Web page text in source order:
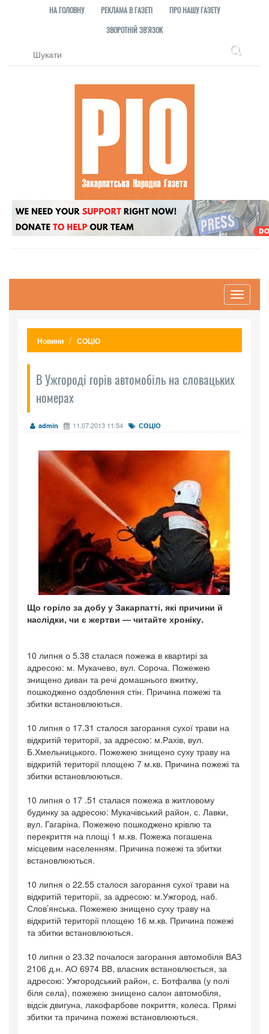
НА ГОЛОВНУ РЕКЛАМА В ГАЗЕТІ
ПРО НАШУ ГАЗЕТУ
ЗВОРОТНІЙ ЗВ'ЯЗОК
Toggle
Новини СОЦІО
В Ужгороді горів автомобіль на словацьких
номерах
admin 11.07.2013 11:54 СОЦІО
Що горіло за добу у Закарпатті, які причини й
наслідки, чи є жертви — читайте хроніку.
10 липня о 5.38 сталася пожежа в квартирі за
адресою: м. Мукачево, вул. Сороча. Пожежею
знищено диван та речі домашнього вжитку,
пошкоджено оздоблення стін. Причина пожежі та
збитки встановлюються.
10 липня о 17.31 сталося загорання сухої трави на
відкритій території, за адресою: м.Рахів, вул.
Б.Хмельницького. Пожежею знищено суху траву на
відкритій території площею 7 м.кв. Причина пожежі та
збитки встановлюються.
10 липня о 17 .51 сталася пожежа в житловому
будинку за адресою: Мукачівський район, с. Лавки,
вул. Гагаріна. Пожежею пошкоджено крівлю та
перекриття на площі 1 м.кв. Пожежа погашена
місцевим населенням. Причина пожежі та збитки
встановлюються.
10 липня о 22.55 сталося загорання сухої трави на
відкритій території, за адресою: м.Ужгород, наб.
Слов’янська. Пожежею знищено суху траву на
відкритій території площею 16 м.кв. Причина пожежі
та збитки встановлюються.
10 липня о 23.32 почалося загорання автомобіля ВАЗ
2106 д.н. АО 6974 ВВ, власник встановлюється, за
адресою: Ужгородський район, с. Ботфалва (у полі
біля села), пожежею знищено салон автомобіля,
відсік двигуна, лакофарбове покриття, колеса. Прямі
збитки та причина пожежі встановлюються.